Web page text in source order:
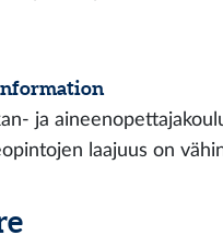
ja
laajuus on